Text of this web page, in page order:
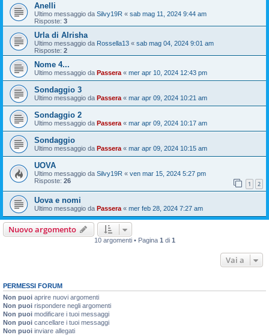
Anelli
Ultimo messaggio da Silvy19R « sab mag 11, 2024 9:44 am
Risposte: 3
Urla di Alrisha
Ultimo messaggio da Rossella13 « sab mag 04, 2024 9:01 am
Risposte: 2
Nome 4...
Ultimo messaggio da Passera « mer apr 10, 2024 12:43 pm
Sondaggio 3
Ultimo messaggio da Passera « mar apr 09, 2024 10:21 am
Sondaggio 2
Ultimo messaggio da Passera « mar apr 09, 2024 10:17 am
Sondaggio
Ultimo messaggio da Passera « mar apr 09, 2024 10:15 am
UOVA
Ultimo messaggio da Silvy19R « ven mar 15, 2024 5:27 pm
Risposte: 26 1 2
Uova e nomi
Ultimo messaggio da Passera « mer feb 28, 2024 7:27 am
Nuovo argomento
10 argomenti • Pagina 1 di 1
Vai a
PERMESSI FORUM
Non puoi aprire nuovi argomenti
Non puoi rispondere negli argomenti
Non puoi modificare i tuoi messaggi
Non puoi cancellare i tuoi messaggi
Non puoi inviare allegati